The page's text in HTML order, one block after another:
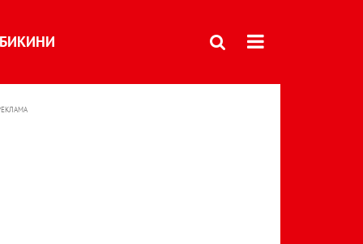
БИКИНИ